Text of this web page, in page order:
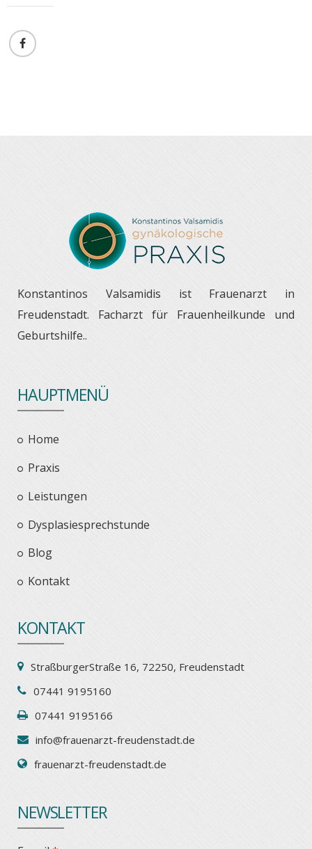
Konstantinos Valsamidis ist Frauenarzt in
Freudenstadt. Facharzt für Frauenheilkunde und
Geburtshilfe..
HAUPTMENÜ
Home
Praxis
Leistungen
Dysplasiesprechstunde
Blog
Kontakt
KONTAKT
StraßburgerStraße 16, 72250, Freudenstadt
07441 9195160
07441 9195166
info@frauenarzt-freudenstadt.de
frauenarzt-freudenstadt.de
NEWSLETTER